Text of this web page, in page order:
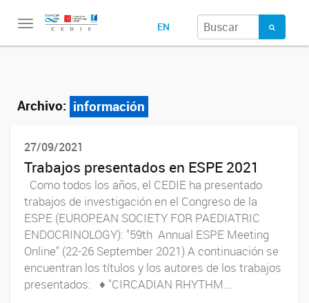
Toggle
EN
Archivo: información
27/09/2021
Trabajos presentados en ESPE 2021
Como todos los años, el CEDIE ha presentado
trabajos de investigación en el Congreso de la
ESPE (EUROPEAN SOCIETY FOR PAEDIATRIC
ENDOCRINOLOGY): "59th Annual ESPE Meeting
Online" (22-26 September 2021) A continuación se
encuentran los títulos y los autores de los trabajos
presentados: ♦ "CIRCADIAN RHYTHM...